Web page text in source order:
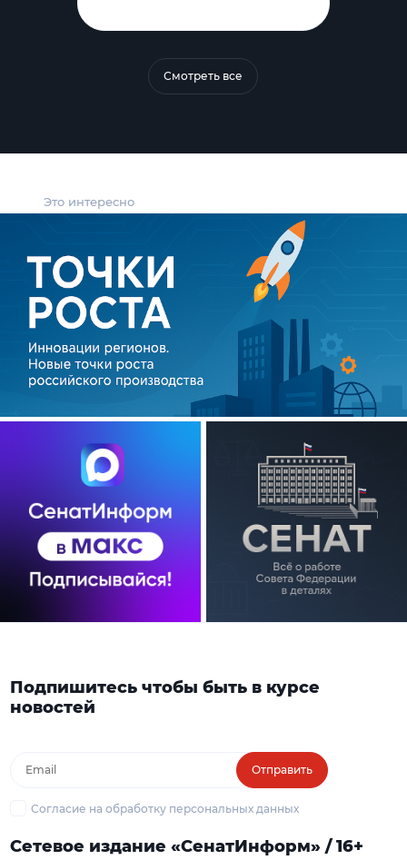
Это интересно
Смотреть все
Подпишитесь чтобы быть в курсе
новостей
Отправить
Согласие на обработку персональных данных
Сетевое издание «СенатИнформ» / 16+